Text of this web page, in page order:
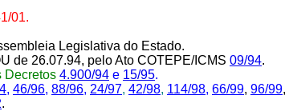
01.
Legislativa do Estado.
de 26.07.94, pelo Ato COTEPE/ICMS 09/94.
Decretos 4.900/94 e 15/95.
, 46/96, 88/96, 24/97, 42/98, 114/98, 66/99, 96/99,
.